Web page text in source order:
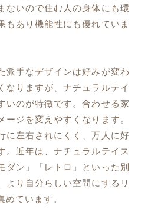
ないので住む人の身体にも環
もあり機能性にも優れていま
派手なデザインは好みが変わ
なりますが、ナチュラルテイ
いのが特徴です。合わせる家
ージを変えやすくなります。
に左右されにくく、万人に好
。近年は、ナチュラルテイス
ダン」「レトロ」といった別
より自分らしい空間にするリ
めています。